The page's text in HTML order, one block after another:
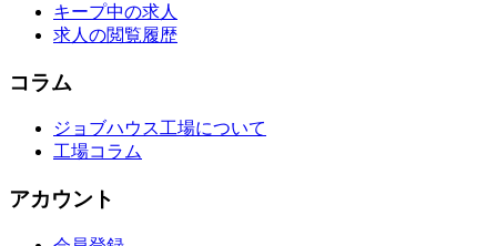
キープ中の求人
求人の閲覧履歴
コラム
ジョブハウス工場について
工場コラム
アカウント